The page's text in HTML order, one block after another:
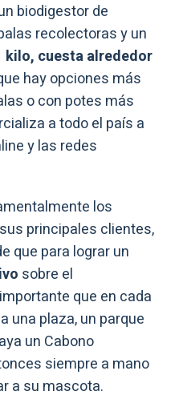
biodigestor de
recolectoras y un
kilo, cuesta alrededor
hay opciones más
o con potes más
a todo el país a
y las redes
los
principales clientes,
que para lograr un
sobre el
que en cada
una plaza, un parque
un Cabono
siempre a mano
a su mascota.